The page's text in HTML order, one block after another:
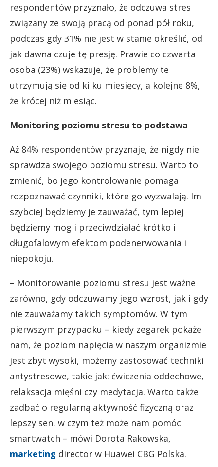
respondentów przyznało, że odczuwa stres
związany ze swoją pracą od ponad pół roku,
podczas gdy 31% nie jest w stanie określić, od
jak dawna czuje tę presję. Prawie co czwarta
osoba (23%) wskazuje, że problemy te
utrzymują się od kilku miesięcy, a kolejne 8%,
że krócej niż miesiąc.
Monitoring poziomu stresu to podstawa
Aż 84% respondentów przyznaje, że nigdy nie
sprawdza swojego poziomu stresu. Warto to
zmienić, bo jego kontrolowanie pomaga
rozpoznawać czynniki, które go wyzwalają. Im
szybciej będziemy je zauważać, tym lepiej
będziemy mogli przeciwdziałać krótko i
długofalowym efektom podenerwowania i
niepokoju.
– Monitorowanie poziomu stresu jest ważne
zarówno, gdy odczuwamy jego wzrost, jak i gdy
nie zauważamy takich symptomów. W tym
pierwszym przypadku – kiedy zegarek pokaże
nam, że poziom napięcia w naszym organizmie
jest zbyt wysoki, możemy zastosować techniki
antystresowe, takie jak: ćwiczenia oddechowe,
relaksacja mięśni czy medytacja. Warto także
zadbać o regularną aktywność fizyczną oraz
lepszy sen, w czym też może nam pomóc
smartwatch – mówi Dorota Rakowska,
marketing director w Huawei CBG Polska.